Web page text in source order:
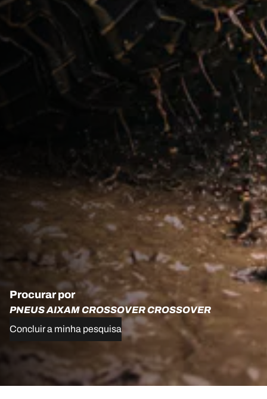
Procurar por
PNEUS AIXAM CROSSOVER CROSSOVER
Concluir a minha pesquisa